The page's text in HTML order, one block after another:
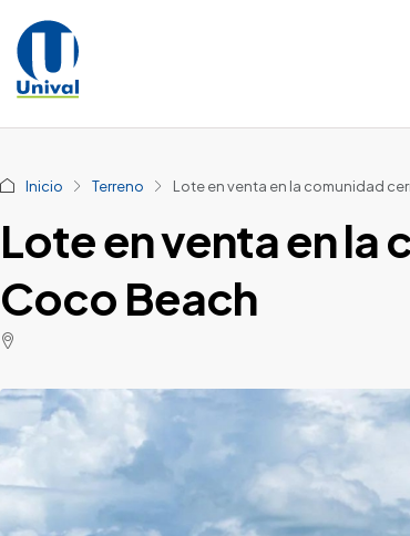
Inicio Terreno Lote en venta en la comunidad
Lote en venta en la
Coco Beach